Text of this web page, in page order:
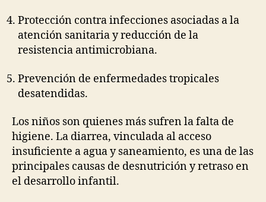
Protección contra infecciones asociadas a la
atención sanitaria y reducción de la
resistencia antimicrobiana.
Prevención de enfermedades tropicales
desatendidas.
Los niños son quienes más sufren la falta de
higiene. La diarrea, vinculada al acceso
insuficiente a agua y saneamiento, es una de las
principales causas de desnutrición y retraso en
el desarrollo infantil.